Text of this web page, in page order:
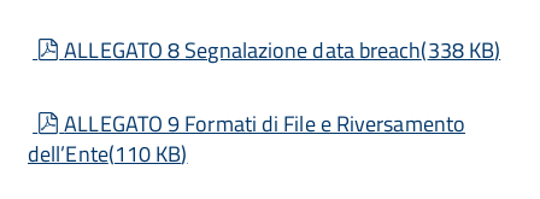
pdf
ALLEGATO 8 Segnalazione data breach(338 KB)
pdf
ALLEGATO 9 Formati di File e Riversamento
dell’Ente(110 KB)